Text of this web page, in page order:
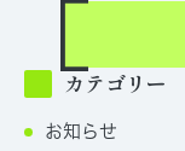
カテゴリー
お知らせ